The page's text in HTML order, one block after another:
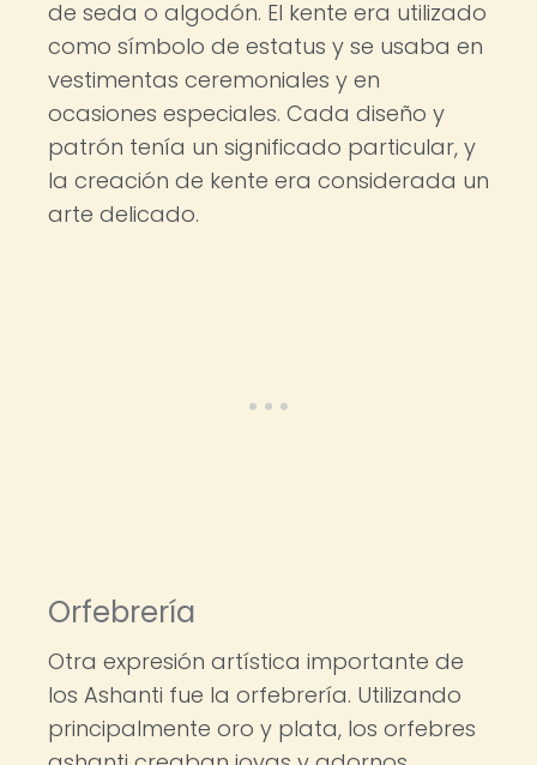
de seda o algodón. El kente era utilizado
como símbolo de estatus y se usaba en
vestimentas ceremoniales y en
ocasiones especiales. Cada diseño y
patrón tenía un significado particular, y
la creación de kente era considerada un
arte delicado.
Orfebrería
Otra expresión artística importante de
los Ashanti fue la orfebrería. Utilizando
principalmente oro y plata, los orfebres